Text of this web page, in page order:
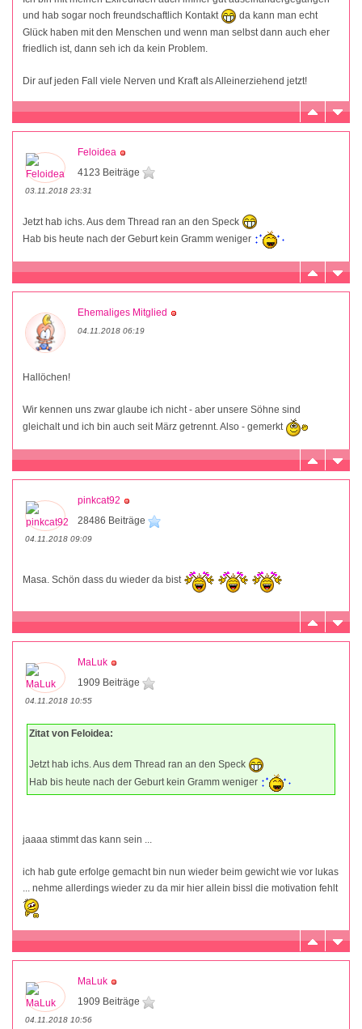
und hab sogar noch freundschaftlich Kontakt
da kann man echt
Glück haben mit den Menschen und wenn man selbst dann auch eher
friedlich ist, dann seh ich da kein Problem.
Dir auf jeden Fall viele Nerven und Kraft als Alleinerziehend jetzt!
Feloidea
4123 Beiträge
03.11.2018 23:31
Jetzt hab ichs. Aus dem Thread ran an den Speck
Hab bis heute nach der Geburt kein Gramm weniger
Ehemaliges Mitglied
04.11.2018 06:19
Hallöchen!
Wir kennen uns zwar glaube ich nicht - aber unsere Söhne sind
gleichalt und ich bin auch seit März getrennt. Also - gemerkt
pinkcat92
28486 Beiträge
04.11.2018 09:09
Masa. Schön dass du wieder da bist
MaLuk
1909 Beiträge
04.11.2018 10:55
Zitat von Feloidea:
Jetzt hab ichs. Aus dem Thread ran an den Speck
Hab bis heute nach der Geburt kein Gramm weniger
jaaaa stimmt das kann sein ...
ich hab gute erfolge gemacht bin nun wieder beim gewicht wie vor lukas
... nehme allerdings wieder zu da mir hier allein bissl die motivation fehlt
MaLuk
1909 Beiträge
04.11.2018 10:56